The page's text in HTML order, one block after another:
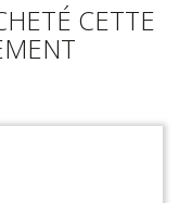
CETTE